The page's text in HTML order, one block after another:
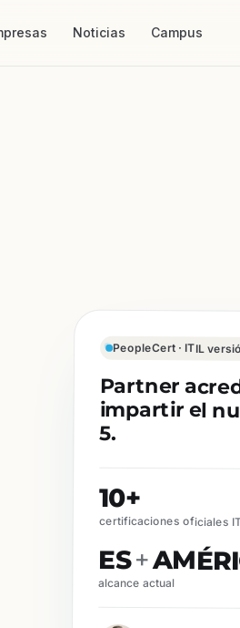
Noticias Campus
PeopleCert · ITIL
Partner
impartir el
5.
10+
certificaciones oficiales
ES+
alcance actual